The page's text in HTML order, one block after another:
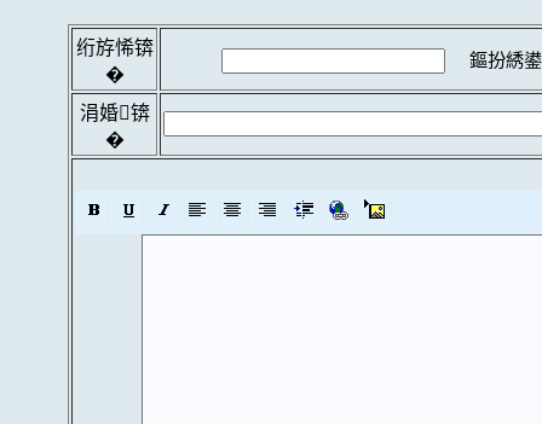
绗斿悕锛
�
鏂扮綉
涓婚锛
�